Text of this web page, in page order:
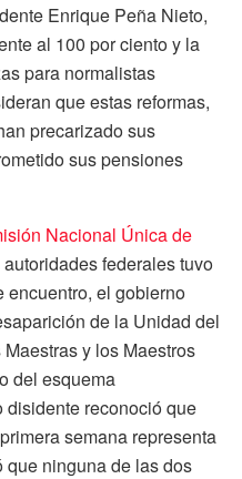
Enrique Peña Nieto,
al 100 por ciento y la
para normalistas
que estas reformas,
precarizado sus
sus pensiones
Nacional Única de
federales tuvo
encuentro, el gobierno
de la Unidad del
y los Maestros
del esquema
reconoció que
semana representa
que ninguna de las dos